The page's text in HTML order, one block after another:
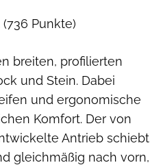
Punkte)
breiten, profilierten
und Stein. Dabei
und ergonomische
Komfort. Der von
Antrieb schiebt
gleichmäßig nach vorn,